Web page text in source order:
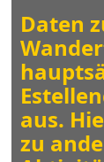
Daten
aus.
zu